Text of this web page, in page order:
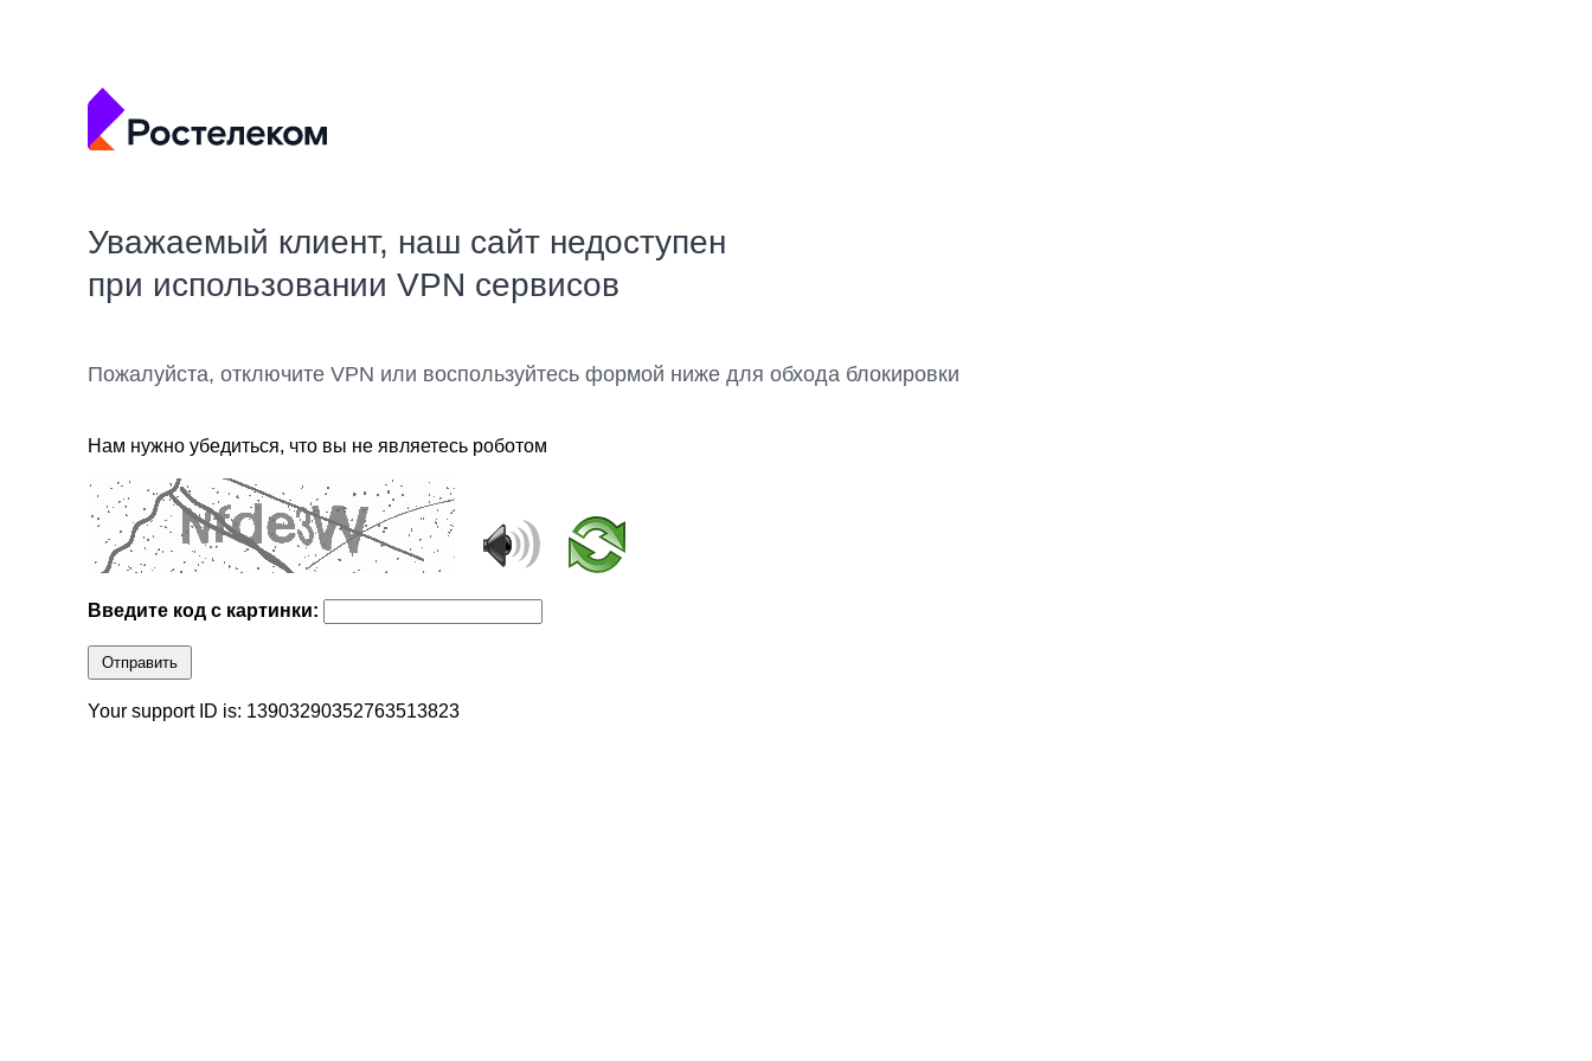
Уважаемый клиент, наш сайт недоступен
при использовании VPN сервисов
Пожалуйста, отключите VPN или воспользуйтесь формой ниже для обхода блокировки
Нам нужно убедиться, что вы не являетесь роботом
Введите код с картинки:
Отправить
Your support ID is: 13903290352763513823